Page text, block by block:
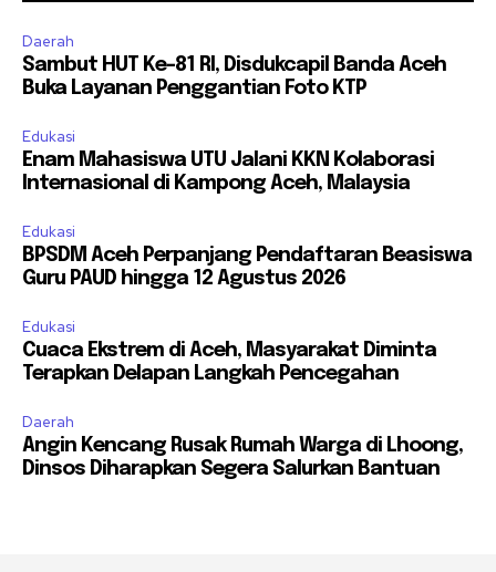
Daerah
Sambut HUT Ke-81 RI, Disdukcapil Banda Aceh
Buka Layanan Penggantian Foto KTP
Edukasi
Enam Mahasiswa UTU Jalani KKN Kolaborasi
Internasional di Kampong Aceh, Malaysia
Edukasi
BPSDM Aceh Perpanjang Pendaftaran Beasiswa
Guru PAUD hingga 12 Agustus 2026
Edukasi
Cuaca Ekstrem di Aceh, Masyarakat Diminta
Terapkan Delapan Langkah Pencegahan
Daerah
Angin Kencang Rusak Rumah Warga di Lhoong,
Dinsos Diharapkan Segera Salurkan Bantuan